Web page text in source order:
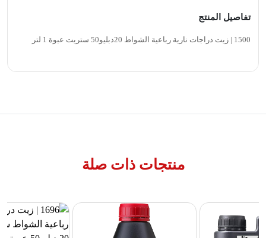
تفاصيل المنتج
1500 | زيت دراجات نارية رباعية الشواط 20دبليو50 ستريت عبوة 1 لتر
منتجات ذات صلة